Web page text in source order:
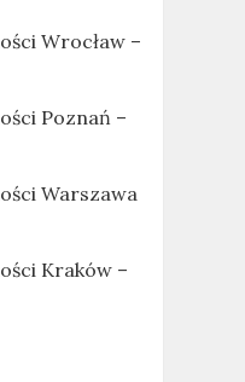
Wrocław –
Poznań –
Warszawa
Kraków –